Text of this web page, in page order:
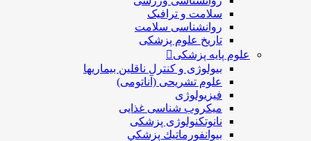
سلامت و ترافیک
روانشناسی سلامت
تاریخ علوم پزشکی
علوم پایه پزشکی
بیولوژی و کنترل ناقلین بیماریها
علوم تشریحی (آناتومی)
فیزیولوژی
ميكروب شناسی غذایی
نانوتکنولوژی پزشکی
بيوانفورماتيك پزشكي